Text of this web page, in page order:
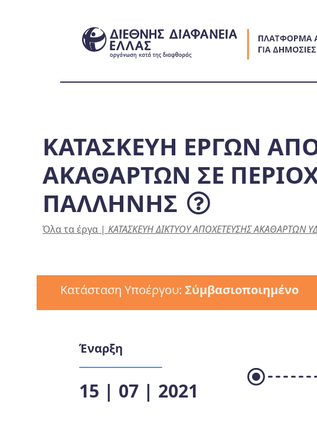
ΚΑΤΑΣΚΕΥΗ ΕΡΓΩΝ
ΑΚΑΘΑΡΤΩΝ ΣΕ
ΠΑΛΛΗΝΗΣ
Όλα τα έργα | ΚΑΤΑΣΚΕΥΗ ΔΙΚΤΥΟΥ ΑΠΟΧΕΤΕΥΣΗΣ
Κατάσταση Υποέργου: Σύμβασιοποιημένο
Έναρξη
15 | 07 | 2021